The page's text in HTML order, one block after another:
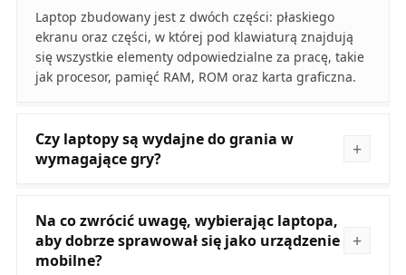
Laptop zbudowany jest z dwóch części: płaskiego
ekranu oraz części, w której pod klawiaturą znajdują
się wszystkie elementy odpowiedzialne za pracę, takie
jak procesor, pamięć RAM, ROM oraz karta graficzna.
Czy laptopy są wydajne do grania w
wymagające gry?
Na co zwrócić uwagę, wybierając laptopa,
aby dobrze sprawował się jako urządzenie
mobilne?